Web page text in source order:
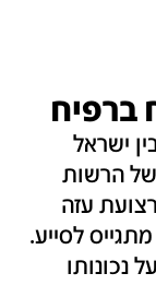
ברפיח
ישראל
של הרשות
עזה
לסייע.
נכונותו